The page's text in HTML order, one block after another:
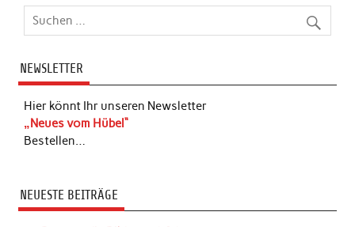
NEWSLETTER
Hier könnt Ihr unseren Newsletter
„Neues vom Hübel“
Bestellen…
NEUESTE BEITRÄGE